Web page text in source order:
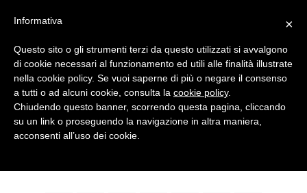
bimbi e viaggi - family travel blog: community #1 in
×
Informativa
Questo sito o gli strumenti terzi da questo utilizzati si avvalgono
di cookie necessari al funzionamento ed utili alle finalità illustrate
nella cookie policy. Se vuoi saperne di più o negare il consenso
a tutti o ad alcuni cookie, consulta la cookie policy.
Chiudendo questo banner, scorrendo questa pagina, cliccando
su un link o proseguendo la navigazione in altra maniera,
acconsenti all’uso dei cookie.